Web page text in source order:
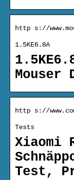
http s://
1.5KE6.8A
Mouser
http s://
Tests
Xiaomi
Test,